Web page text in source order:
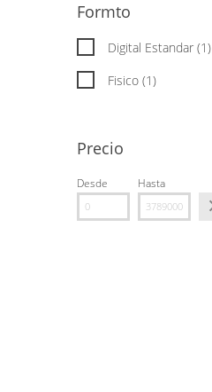
Formto
Digital Estandar (1)
Fisico (1)
Precio
Desde Hasta